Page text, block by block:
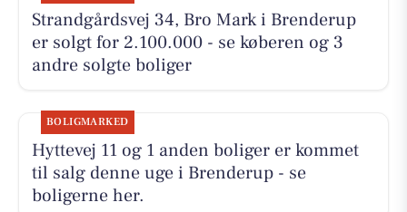
Strandgårdsvej 34, Bro Mark i Brenderup
er solgt for 2.100.000 - se køberen og 3
andre solgte boliger
BOLIGMARKED
Hyttevej 11 og 1 anden boliger er kommet
til salg denne uge i Brenderup - se
boligerne her.